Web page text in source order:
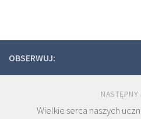
OBSERWUJ:
NASTĘPNY
Wielkie serca naszych